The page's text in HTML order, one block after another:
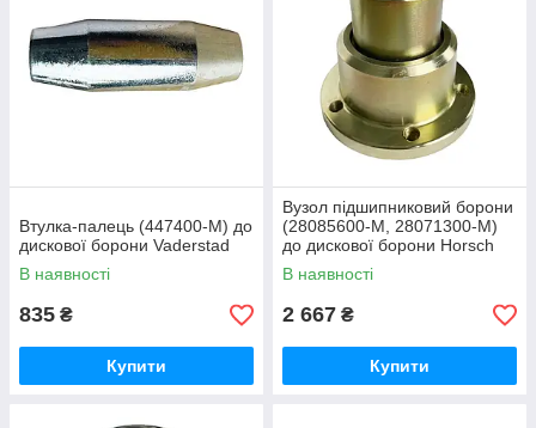
Втулка-палець (447400-M) до
дискової борони Vaderstad
В наявності
835 ₴
Купити
Вузол підшипниковий борони
(28085600-M, 28071300-M)
до дискової борони Horsch
В наявності
2 667 ₴
Купити